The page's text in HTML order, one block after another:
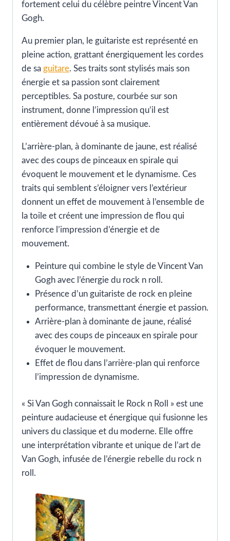
fortement celui du célèbre peintre Vincent Van
Gogh.
Au premier plan, le guitariste est représenté en
pleine action, grattant énergiquement les cordes
de sa guitare. Ses traits sont stylisés mais son
énergie et sa passion sont clairement
perceptibles. Sa posture, courbée sur son
instrument, donne l’impression qu’il est
entièrement dévoué à sa musique.
L’arrière-plan, à dominante de jaune, est réalisé
avec des coups de pinceaux en spirale qui
évoquent le mouvement et le dynamisme. Ces
traits qui semblent s’éloigner vers l’extérieur
donnent un effet de mouvement à l’ensemble de
la toile et créent une impression de flou qui
renforce l’impression d’énergie et de
mouvement.
Peinture qui combine le style de Vincent Van
Gogh avec l’énergie du rock n roll.
Présence d’un guitariste de rock en pleine
performance, transmettant énergie et passion.
Arrière-plan à dominante de jaune, réalisé
avec des coups de pinceaux en spirale pour
évoquer le mouvement.
Effet de flou dans l’arrière-plan qui renforce
l’impression de dynamisme.
« Si Van Gogh connaissait le Rock n Roll » est une
peinture audacieuse et énergique qui fusionne les
univers du classique et du moderne. Elle offre
une interprétation vibrante et unique de l’art de
Van Gogh, infusée de l’énergie rebelle du rock n
roll.